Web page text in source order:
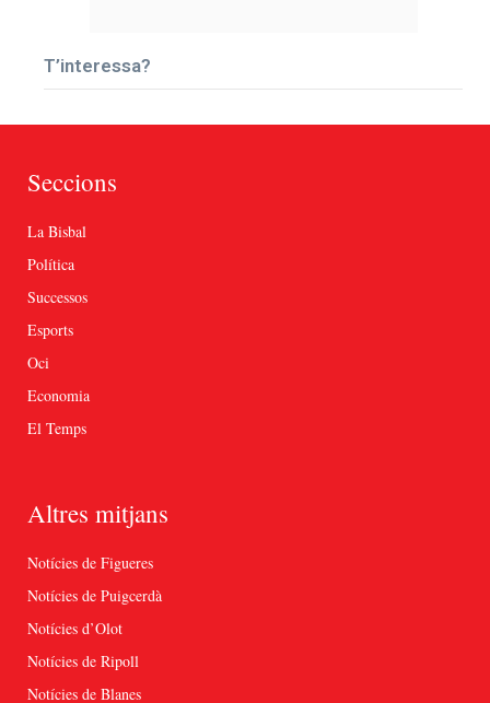
T’interessa?
Seccions
La Bisbal
Política
Successos
Esports
Oci
Economia
El Temps
Altres mitjans
Notícies de Figueres
Notícies de Puigcerdà
Notícies d’Olot
Notícies de Ripoll
Notícies de Blanes